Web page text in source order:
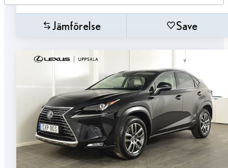
Jämförelse Save